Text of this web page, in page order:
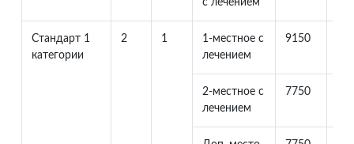
с лечением
Стандарт 1
категории
2 1
1-местное с
лечением
9150
2-местное с
лечением
7750